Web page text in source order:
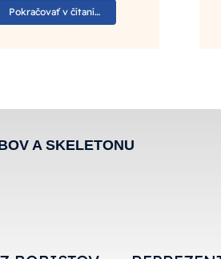
Pokračovať v čítaní…
A SKELETONU